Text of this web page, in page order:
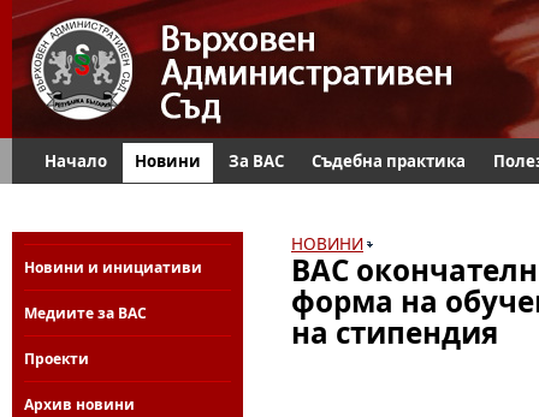
Начало Новини За ВАС Съдебна практика
Новини и инициативи
Медиите за ВАС
Проекти
Архив новини
НОВИНИ
ВАС
форма на
на стипендия